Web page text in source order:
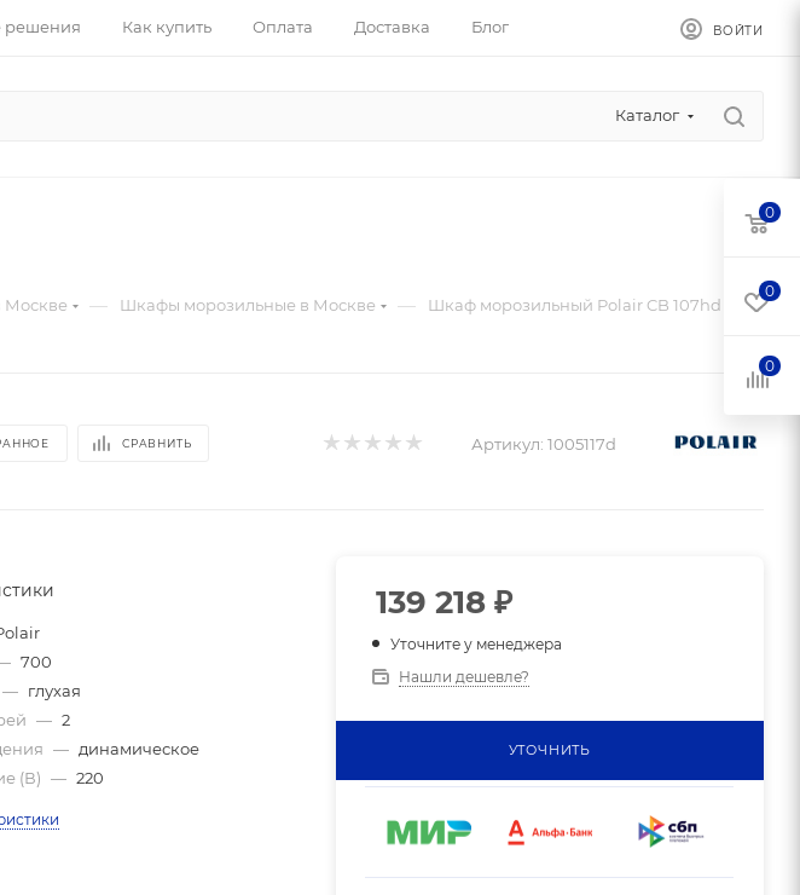
решения Как купить Оплата Доставка Блог ВОЙТИ
Каталог
Москве — Шкафы морозильные в Москве — Шкаф морозильный Polair CB 107hd S
СРАВНИТЬ Артикул: 1005117d
700
— глухая
— 2
— динамическое
(В) — 220
139 218₽
Уточните у менеджера
Нашли дешевле?
УТОЧНИТЬ
0
0
0